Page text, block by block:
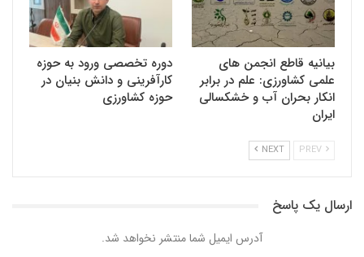
بیانیه قاطع انجمن های
علمی کشاورزی: علم در برابر
انکار بحران آب و خشکسالی
ایران
دوره تخصصی ورود به حوزه
کارآفرینی و دانش بنیان در
حوزه کشاورزی
NEXT
ارسال یک پاسخ
آدرس ایمیل شما منتشر نخواهد شد.